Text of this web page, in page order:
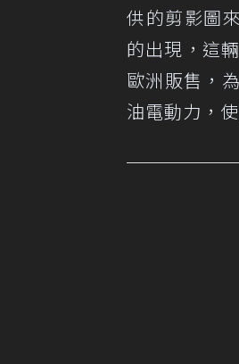
供的剪影圖
的出現，這
歐洲販售，
油電動力，